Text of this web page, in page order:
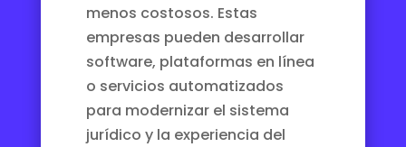
menos costosos. Estas
empresas pueden desarrollar
software, plataformas en línea
o servicios automatizados
para modernizar el sistema
jurídico y la experiencia del